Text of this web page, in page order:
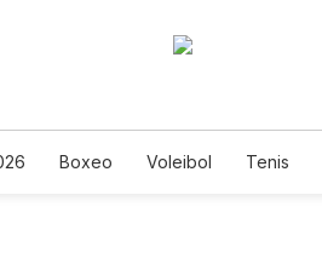
Boxeo Voleibol Tenis